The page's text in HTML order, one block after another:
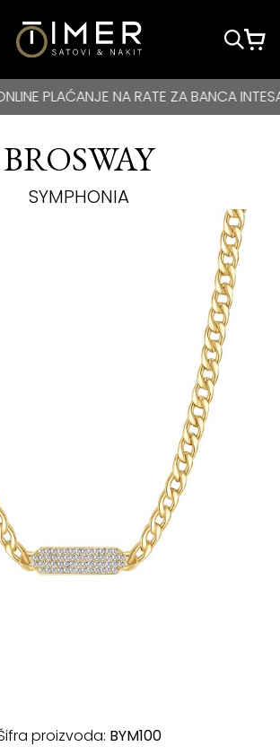
za kupovine veće od 3000 rsd •
NA RATE ZA BANCA INTESA
BROSWAY
SYMPHONIA
proizvoda: BYM100